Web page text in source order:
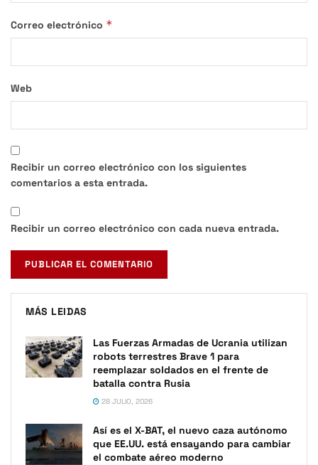
Correo electrónico *
Web
Recibir un correo electrónico con los siguientes
comentarios a esta entrada.
Recibir un correo electrónico con cada nueva entrada.
MÁS LEIDAS
Las Fuerzas Armadas de Ucrania utilizan
robots terrestres Brave 1 para
reemplazar soldados en el frente de
batalla contra Rusia
28 JULIO, 2026
Así es el X-BAT, el nuevo caza autónomo
que EE.UU. está ensayando para cambiar
el combate aéreo moderno